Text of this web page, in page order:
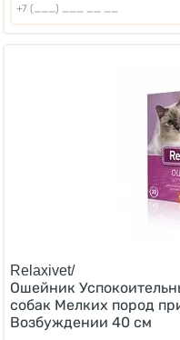
Relaxivet/
Ошейник
собак Мелких пород
Возбуждении 40 см